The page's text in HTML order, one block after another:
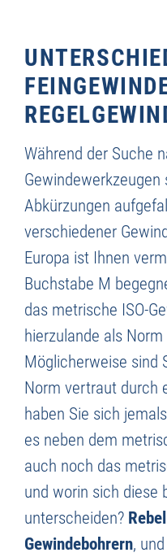
Während der Suche
Abkürzungen
verschiedener
Europa ist Ihnen
Buchstabe M
das metrische ISO-
hierzulande als
Möglicherweise sind
Norm vertraut durch
haben Sie sich
es neben dem
auch noch das
und worin sich diese
unterscheiden?
Gewindebohrern, und